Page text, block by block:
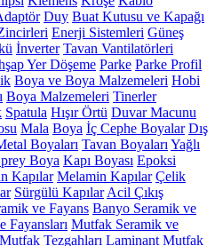
Duy Buat Kutusu ve Kapağı
Enerji Sistemleri Güneş
İnverter Tavan Vantilatörleri
Yer Döşeme Parke Parke Profil
Boya ve Boya Malzemeleri Hobi
Boya Malzemeleri Tinerler
Spatula Hışır Örtü Duvar Macunu
Mala Boya İç Cephe Boyalar Dış
Boyaları Tavan Boyaları Yağlı
Boya Kapı Boyası Epoksi
Kapılar Melamin Kapılar Çelik
Sürgülü Kapılar Acil Çıkış
ve Fayans Banyo Seramik ve
Fayansları Mutfak Seramik ve
Mutfak Tezgahları Laminant Mutfak